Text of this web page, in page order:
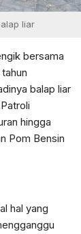
liar
bersama
balap liar
hingga
Pom Bensin
hal yang